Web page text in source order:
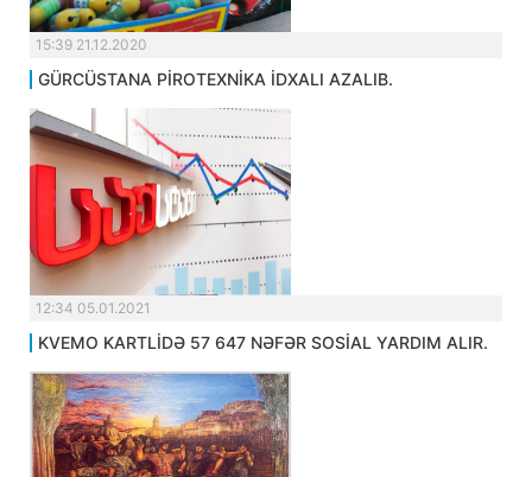
15:39 21.12.2020
GÜRCÜSTANA PİROTEXNİKA İDXALI AZALIB.
12:34 05.01.2021
KVEMO KARTLİDƏ 57 647 NƏFƏR SOSİAL YARDIM ALIR.